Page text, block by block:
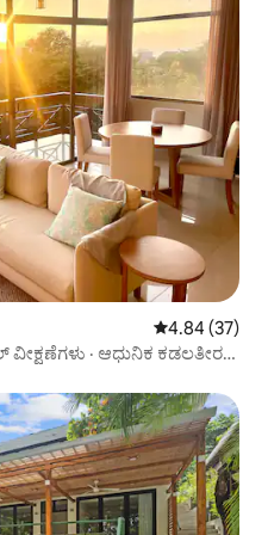
5 ರಲ್ಲಿ 4.84
4.84 (37)
· ಆಧುನಿಕ ಕಡಲತೀರದ